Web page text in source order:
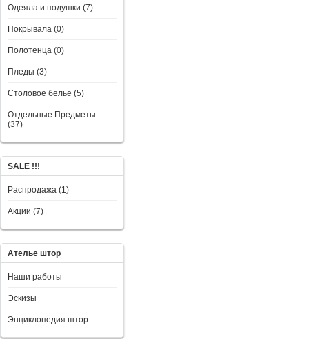
Одеяла и подушки (7)
Покрывала (0)
Полотенца (0)
Пледы (3)
Столовое белье (5)
Отдельные Предметы
(37)
SALE !!!
Распродажа (1)
Акции (7)
Ателье штор
Наши работы
Эскизы
Энциклопедия штор